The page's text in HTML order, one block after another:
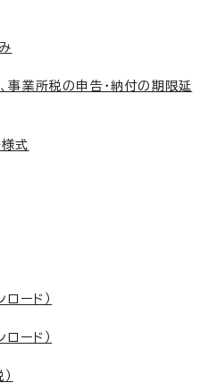
事業所税の申告・納付の期限延
式
ード）
ード）